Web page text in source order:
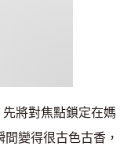
將對焦點鎖定在媽
變得很古色古香，